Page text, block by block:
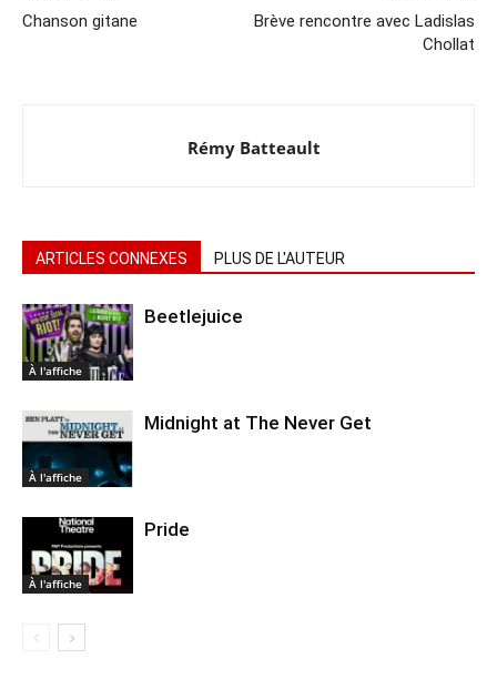
Chanson gitane
Brève rencontre avec Ladislas
Chollat
Rémy Batteault
ARTICLES CONNEXES PLUS DE L'AUTEUR
À l'affiche
Beetlejuice
À l'affiche
Midnight at The Never Get
À l'affiche
Pride